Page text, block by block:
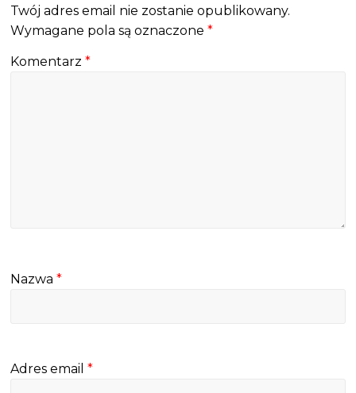
Twój adres email nie zostanie opublikowany.
Wymagane pola są oznaczone*
Komentarz*
Nazwa*
Adres email*